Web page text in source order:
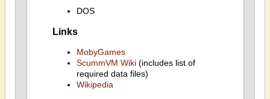
DOS
Links
MobyGames
ScummVM Wiki(includes list of
required data files)
Wikipedia